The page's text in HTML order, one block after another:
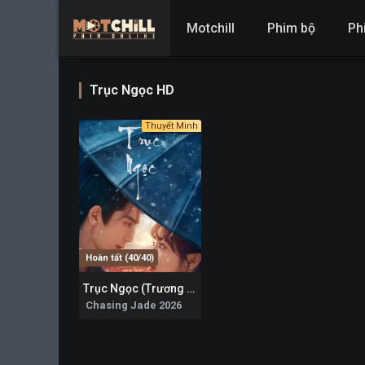
Motchill Phim bộ
Trục Ngọc HD
Hoàn tất (40/40)
0
Thuyết Minh
Trục Ngọc (Trương Lăng Hách)
Chasing Jade 2026